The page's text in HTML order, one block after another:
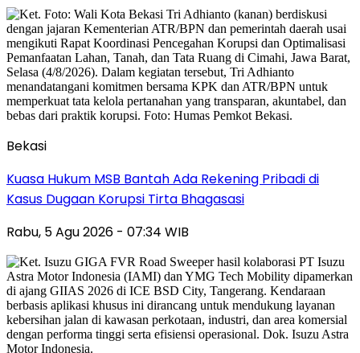
Bekasi
Kuasa Hukum MSB Bantah Ada Rekening Pribadi di
Kasus Dugaan Korupsi Tirta Bhagasasi
Rabu, 5 Agu 2026 - 07:34 WIB